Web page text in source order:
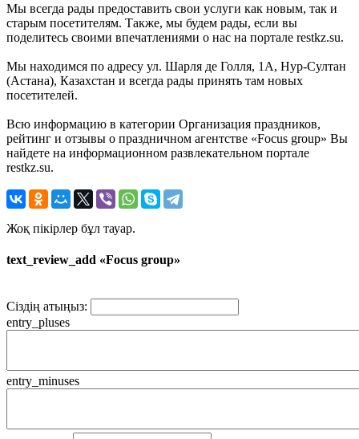
Мы всегда рады предоставить свои услуги как новым, так и
старым посетителям. Также, мы будем рады, если вы
поделитесь своими впечатлениями о нас на портале restkz.su.
Мы находимся по адресу ул. Шарля де Голля, 1А, Нур-Султан
(Астана), Казахстан и всегда рады принять там новых
посетителей.
Всю информацию в категории Организация праздников,
рейтинг и отзывы о праздничном агентстве «Focus group» Вы
найдете на информационном развлекательном портале
restkz.su.
Жоқ пікірлер бұл тауар.
text_review_add «Focus group»
Сіздің атыңыз:
entry_pluses
entry_minuses